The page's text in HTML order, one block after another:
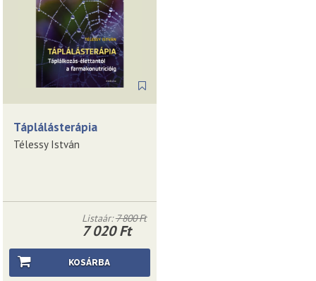
Táplálásterápia
Télessy István
Listaár:7 800 Ft
7 020 Ft
KOSÁRBA